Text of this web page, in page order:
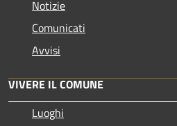
Notizie
Comunicati
Avvisi
VIVERE IL COMUNE
Luoghi